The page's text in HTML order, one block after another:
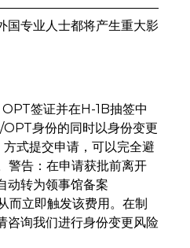
国专业人士都将产生重大影
签证并在H-1B抽签中
身份的同时以身份变更
式提交申请，可以完全避
警告：在申请获批前离开
动转为领事馆备案
而立即触发该费用。在制
咨询我们进行身份变更风险